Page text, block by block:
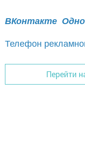
ВКонтакте
Телефон
Перейти